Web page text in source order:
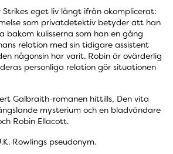
eget liv långt ifrån okomplicerat:
som privatdetektiv betyder att han
bakom kulisserna som han en gång
relation med sin tidigare assistent
någonsin har varit. Robin är ovärderlig
personliga relation gör situationen
Galbraith-romanen hittills, Den vita
mysterium och en bladvändare
Robin Ellacott.
Rowlings pseudonym.